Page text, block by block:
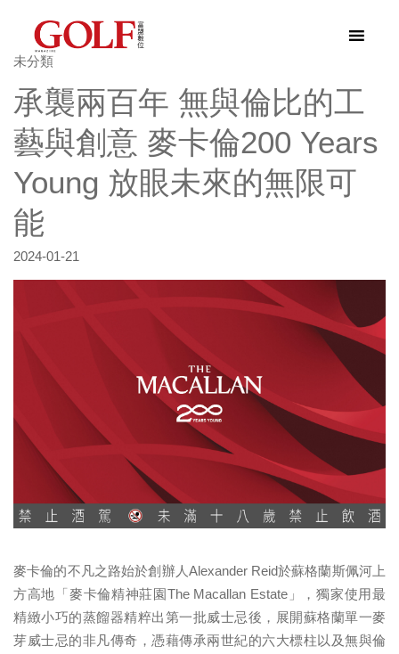
未分類
承襲兩百年 無與倫比的工
藝與創意 麥卡倫200 Years
Young 放眼未來的無限可
能
2024-01-21
麥卡倫的不凡之路始於創辦人Alexander Reid於蘇格蘭斯佩河上
方高地「麥卡倫精神莊園The Macallan Estate」，獨家使用最
精緻小巧的蒸餾器精粹出第一批威士忌後，展開蘇格蘭單一麥
芽威士忌的非凡傳奇，憑藉傳承兩世紀的六大標柱以及無與倫